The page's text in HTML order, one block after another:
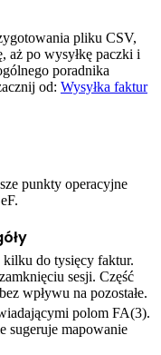
pliku CSV,
aż po wysyłkę paczki i
poradnika
od: Wysyłka faktur
punkty operacyjne
kilku do tysięcy faktur.
sesji. Część
wpływu na pozostałe.
polom FA(3).
sugeruje mapowanie